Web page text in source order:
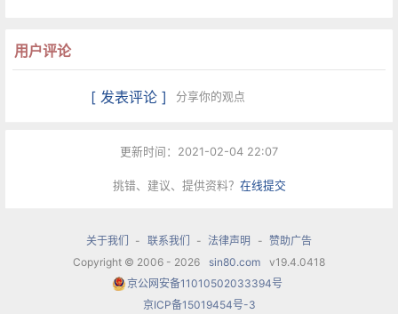
用户评论
[ 发表评论 ] 分享你的观点
更新时间：2021-02-04 22:07
挑错、建议、提供资料？ 在线提交
关于我们 - 联系我们 - 法律声明 - 赞助广告
Copyright © 2006 - 2026
sin80.com
v19.4.0418
京公网安备11010502033394号
京ICP备15019454号-3